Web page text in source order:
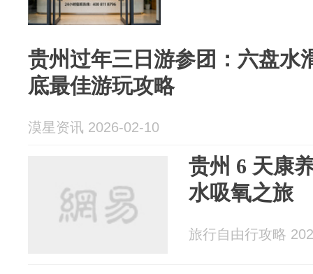
贵州过年三日游参团：六盘水
底最佳游玩攻略
漠星资讯 2026-02-10
贵州 6 天康
水吸氧之旅
旅行自由行攻略